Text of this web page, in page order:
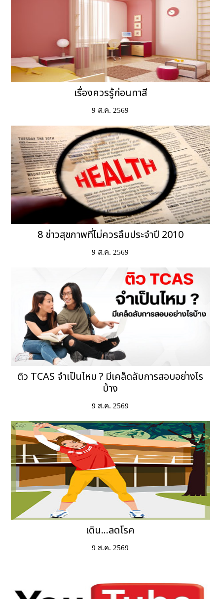
เรื่องควรรู้ก่อนทาสี
9 ส.ค. 2569
8 ข่าวสุขภาพที่ไม่ควรลืมประจำปี 2010
9 ส.ค. 2569
ติว TCAS จำเป็นไหม ? มีเคล็ดลับการสอบอย่างไร
บ้าง
9 ส.ค. 2569
เดิน...ลดโรค
9 ส.ค. 2569